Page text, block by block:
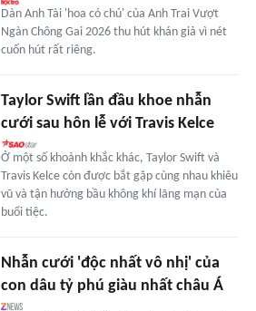
Dàn Anh Tài 'hoa có chủ' của Anh Trai Vượt
Ngàn Chông Gai 2026 thu hút khán giả vì nét
cuốn hút rất riêng.
Taylor Swift lần đầu khoe nhẫn
cưới sau hôn lễ với Travis Kelce
Ở một số khoảnh khắc khác, Taylor Swift và
Travis Kelce còn được bắt gặp cùng nhau khiêu
vũ và tận hưởng bầu không khí lãng mạn của
buổi tiệc.
Nhẫn cưới 'độc nhất vô nhị' của
con dâu tỷ phú giàu nhất châu Á